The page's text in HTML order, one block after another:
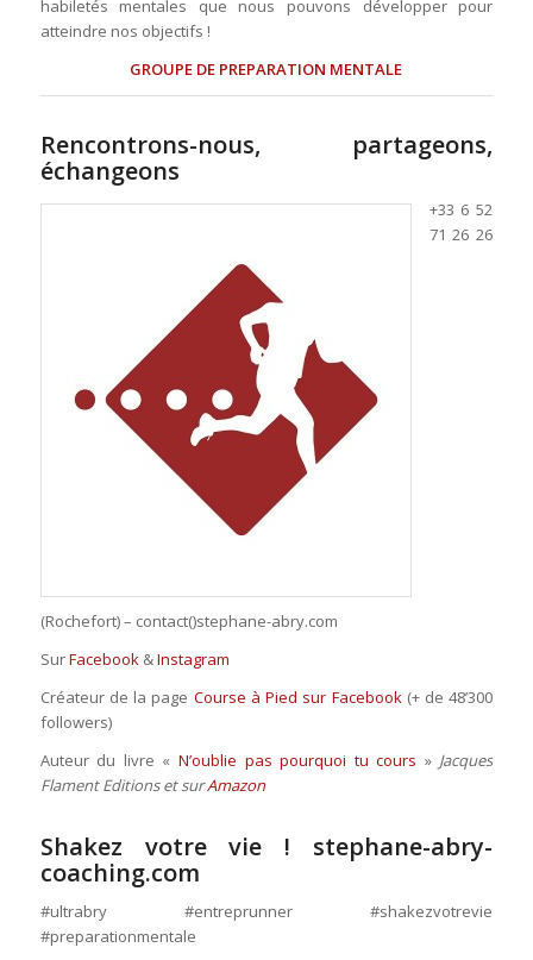
habiletés mentales que nous pouvons développer pour
atteindre nos objectifs !
GROUPE DE PREPARATION MENTALE
Rencontrons-nous, partageons,
échangeons
+33 6 52
71 26 26
(Rochefort) – contact()stephane-abry.com
SurFacebook&Instagram
Créateur de la page Course à Pied sur Facebook(+ de 48’300
followers)
Auteur du livre « N’oublie pas pourquoi tu cours » Jacques
Flament Editions et surAmazon
Shakez votre vie ! stephane-abry-
coaching.com
#ultrabry #entreprunner #shakezvotrevie
#preparationmentale